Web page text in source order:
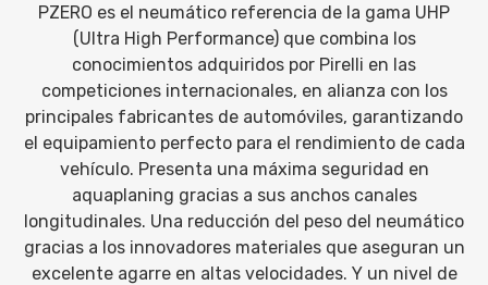
PZERO es el neumático referencia de la gama UHP
(Ultra High Performance) que combina los
conocimientos adquiridos por Pirelli en las
competiciones internacionales, en alianza con los
principales fabricantes de automóviles, garantizando
el equipamiento perfecto para el rendimiento de cada
vehículo. Presenta una máxima seguridad en
aquaplaning gracias a sus anchos canales
longitudinales. Una reducción del peso del neumático
gracias a los innovadores materiales que aseguran un
excelente agarre en altas velocidades. Y un nivel de